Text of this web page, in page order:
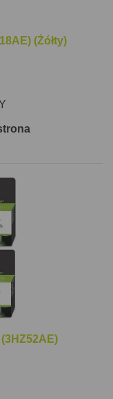
(Żółty)